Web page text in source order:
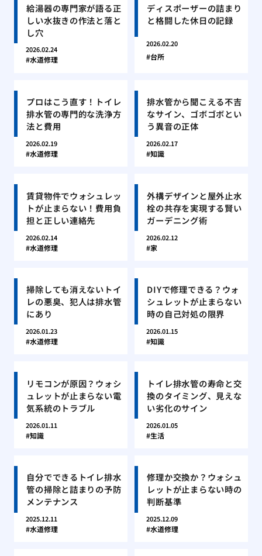
給湯器の専門家が語る正
しい水抜きの作法と落と
し穴
2026.02.24
水道修理
ディスポーザーの詰まり
と格闘した休日の記録
2026.02.20
台所
プロはこう直す！トイレ
排水管の専門的な洗浄方
法と費用
2026.02.19
水道修理
排水管から聞こえる不吉
なサイン、ゴボゴボとい
う異音の正体
2026.02.17
知識
賃貸物件でウォシュレッ
トが止まらない！費用負
担と正しい連絡先
2026.02.14
水道修理
外構デザインと屋外止水
栓の共存を実現する賢い
ガーデニング術
2026.02.12
家
掃除しても消えないトイ
レの悪臭、犯人は排水管
にあり
2026.01.23
水道修理
DIYで修理できる？ウォ
シュレットが止まらない
時の自己対処の限界
2026.01.15
知識
リモコンが原因？ウォシ
ュレットが止まらない電
気系統のトラブル
2026.01.11
知識
トイレ排水管の寿命と交
換のタイミング、見えな
い劣化のサイン
2026.01.05
生活
自分でできるトイレ排水
管の掃除と詰まりの予防
メンテナンス
2025.12.11
水道修理
修理か交換か？ウォシュ
レットが止まらない時の
判断基準
2025.12.09
水道修理